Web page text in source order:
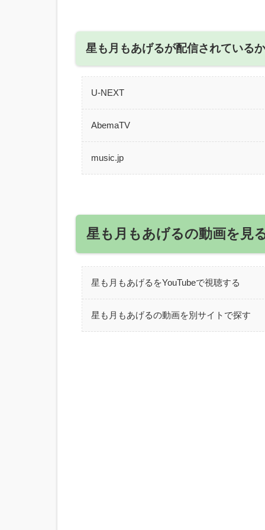
星も月もあげるが配信されている
U-NEXT
AbemaTV
music.jp
星も月もあげるの動画を見
星も月もあげるをYouTubeで視聴する
星も月もあげるの動画を別サイトで探す